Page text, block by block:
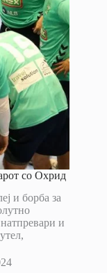
со Охрид
и борба за
и